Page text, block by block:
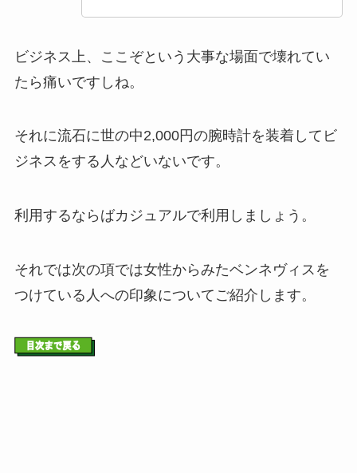
ビジネス上、ここぞという大事な場面で壊れてい
たら痛いですしね。
それに流石に世の中2,000円の腕時計を装着してビ
ジネスをする人などいないです。
利用するならばカジュアルで利用しましょう。
それでは次の項では女性からみたベンネヴィスを
つけている人への印象についてご紹介します。